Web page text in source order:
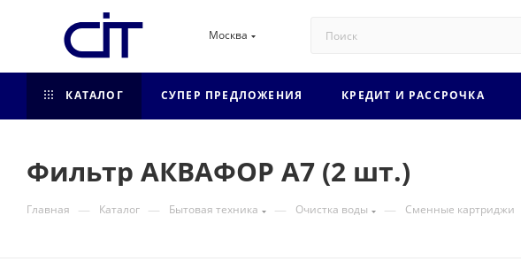
Москва
КАТАЛОГ СУПЕР ПРЕДЛОЖЕНИЯ КРЕДИТ И РАССРОЧКА
Фильтр АКВАФОР A7 (2 шт.)
Главная — Каталог — Бытовая техника — Очистка воды — Сменные картриджи